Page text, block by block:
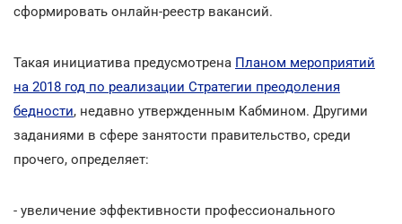
сформировать онлайн-реестр вакансий.
Такая инициатива предусмотрена Планом мероприятий
на 2018 год по реализации Стратегии преодоления
бедности, недавно утвержденным Кабмином. Другими
заданиями в сфере занятости правительство, среди
прочего, определяет:
- увеличение эффективности профессионального